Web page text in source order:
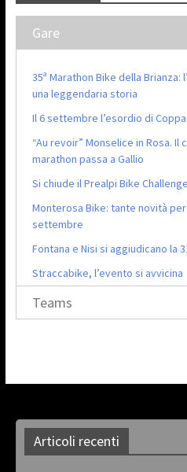
Gare
35ª Marathon Bike della
una leggendaria storia
Il 6 settembre l’esordio di
“Au revoir” Monselice in Rosa. Il
marathon passa a Gallio
Si chiude il Prealpi Bike
Monterosa Bike: tante novità
settembre
Fontana e Nisi si aggiudicano la
Straccabike, l’evento si avvicina
Teams
Articoli recenti